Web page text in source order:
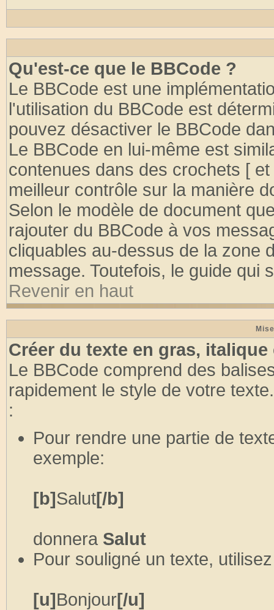
Qu'est-ce que le BBCode ?
Le BBCode est une
l'utilisation du BBCode est
pouvez désactiver le BBCode
Le BBCode en lui-même est
contenues dans des crochets [
meilleur contrôle sur la manière
Selon le modèle de document
rajouter du BBCode à vos
cliquables au-dessus de la zone
message. Toutefois, le guide qui
Revenir en haut
Créer du texte en gras,
Le BBCode comprend des
rapidement le style de votre
:
Pour rendre une partie de
exemple:
[b]Salut[/b]
donnera Salut
Pour souligné un texte,
[u]Bonjour[/u]